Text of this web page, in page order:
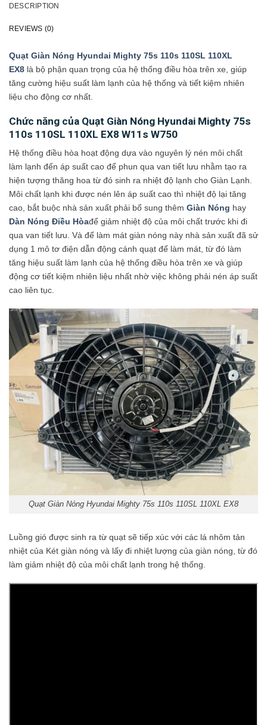
DESCRIPTION
REVIEWS (0)
Quạt Giàn Nóng Hyundai Mighty 75s 110s 110SL 110XL
EX8 là bộ phận quan trọng của hệ thống điều hòa trên xe, giúp
tăng cường hiệu suất làm lạnh của hệ thống và tiết kiệm nhiên
liệu cho động cơ nhất.
Chức năng của Quạt Giàn Nóng Hyundai Mighty 75s
110s 110SL 110XL EX8 W11s W750
Hệ thống điều hòa hoạt động dựa vào nguyên lý nén môi chất
làm lạnh đến áp suất cao để phun qua van tiết lưu nhằm tạo ra
hiện tượng thăng hoa từ đó sinh ra nhiệt độ lạnh cho Giàn Lạnh.
Môi chất lạnh khi được nén lên áp suất cao thì nhiệt độ lại tăng
cao, bắt buộc nhà sản xuất phải bổ sung thêm Giàn Nóng hay
Dàn Nóng Điều Hòađể giảm nhiệt độ của môi chất trước khi đi
qua van tiết lưu. Và để làm mát giàn nóng này nhà sản xuất đã sử
dụng 1 mô tơ điện dẫn động cánh quạt để làm mát, từ đó làm
tăng hiệu suất làm lạnh của hệ thống điều hòa trên xe và giúp
động cơ tiết kiệm nhiên liệu nhất nhờ việc không phải nén áp suất
cao liên tục.
Quạt Giàn Nóng Hyundai Mighty 75s 110s 110SL 110XL EX8
Luồng gió được sinh ra từ quạt sẽ tiếp xúc với các lá nhôm tản
nhiệt của Két giàn nóng và lấy đi nhiệt lượng của giàn nóng, từ đó
làm giảm nhiệt độ của môi chất lạnh trong hệ thống.